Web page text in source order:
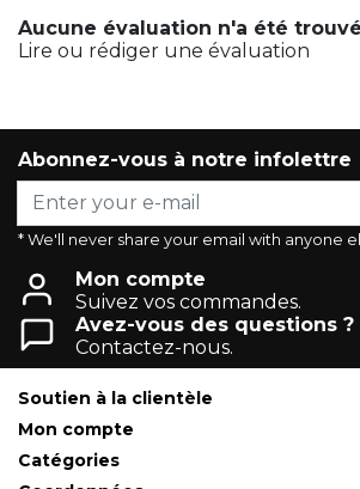
Aucune évaluation n'a été
Lire ou rédiger une évaluation
Abonnez-vous à notre infolettre
* We'll never share your email with anyone
Mon compte
Suivez vos commandes.
Avez-vous des questions ?
Contactez-nous.
Soutien à la clientèle
Mon compte
Catégories